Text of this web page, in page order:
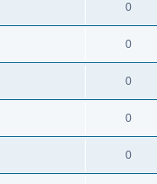
0
0
0
0
0